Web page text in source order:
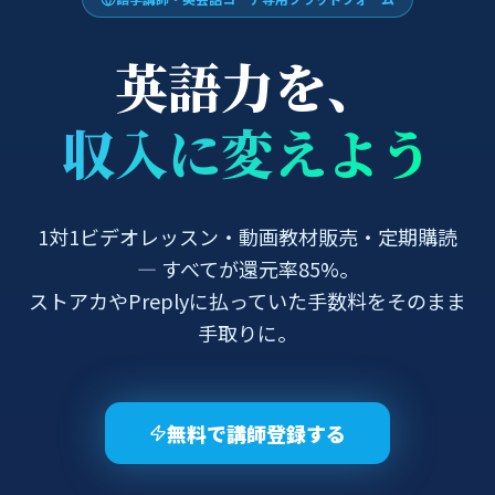
英語力を、
収入に変えよう
1対1ビデオレッスン・動画教材販売・定期購読
— すべてが還元率85%。
ストアカやPreplyに払っていた手数料をそのまま
手取りに。
無料で講師登録する